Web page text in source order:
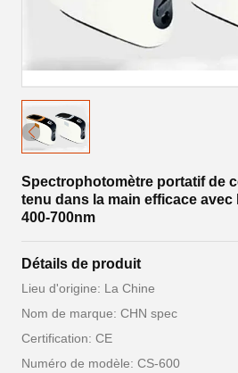
Spectrophotomètre portatif de
tenu dans la main efficace
400-700nm
Détails de produit
Lieu d'origine: La Chine
Nom de marque: CHN spec
Certification: CE
Numéro de modèle: CS-600